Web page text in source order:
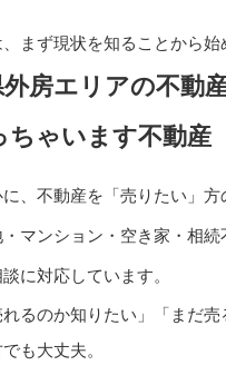
まず現状を知ることから始
房エリアの不動
ちゃいます不動産
、不動産を「売りたい」方
マンション・空き家・相続
に対応しています。
れるのか知りたい」「まだ
も大丈夫。